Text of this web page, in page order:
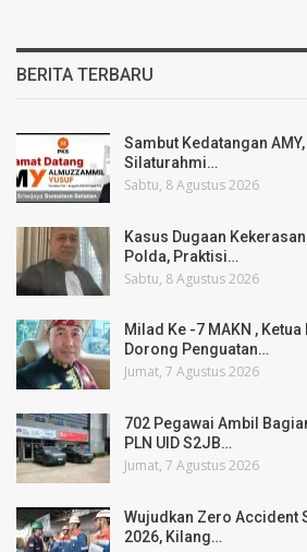
BERITA TERBARU
Sambut Kedatangan
Silaturahmi…
Sabtu, 8 Agustus 2026
Kasus Dugaan
Polda, Praktisi…
Sabtu, 8 Agustus 2026
Milad Ke -7 MAKN ,
Dorong Penguatan…
Jumat, 7 Agustus 2026
702 Pegawai Ambil
PLN UID S2JB…
Jumat, 7 Agustus 2026
Wujudkan Zero Accident
2026, Kilang…